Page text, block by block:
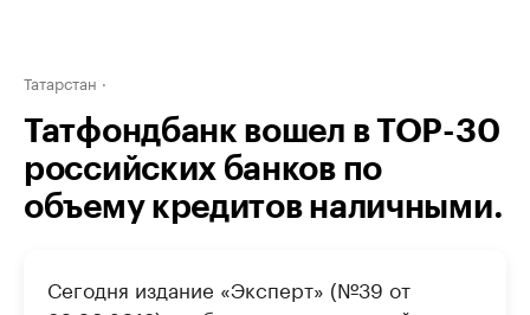
Татарстан
Татфондбанк вошел в ТОР-30
российских банков по
объему кредитов наличными.
Сегодня издание «Эксперт» (№39 от